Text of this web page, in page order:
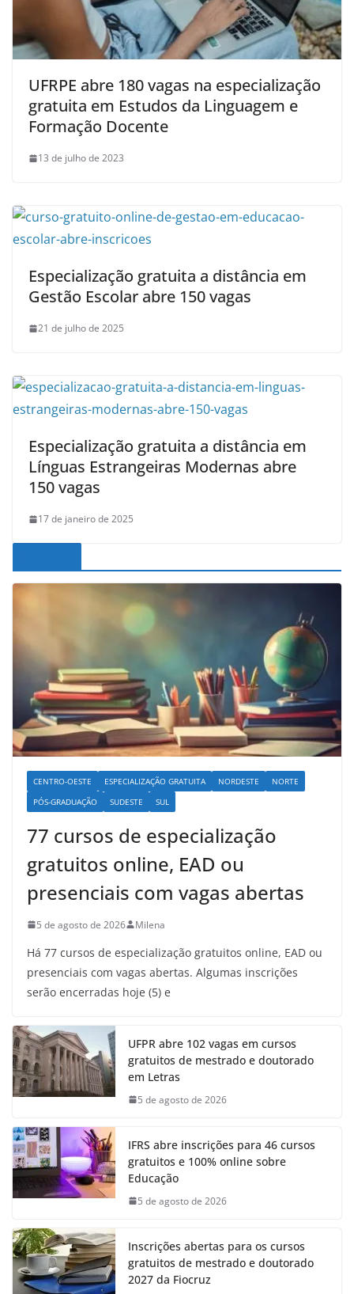
UFRPE abre 180 vagas na especialização
gratuita em Estudos da Linguagem e
Formação Docente
13 de julho de 2023
Especialização gratuita a distância em
Gestão Escolar abre 150 vagas
21 de julho de 2025
Especialização gratuita a distância em
Línguas Estrangeiras Modernas abre
150 vagas
17 de janeiro de 2025
CENTRO-OESTE ESPECIALIZAÇÃO GRATUITA NORDESTE
NORTE
PÓS-GRADUAÇÃO
SUDESTE SUL
77 cursos de especialização
gratuitos online, EAD ou
presenciais com vagas abertas
5 de agosto de 2026 Milena
Há 77 cursos de especialização gratuitos online, EAD ou
presenciais com vagas abertas. Algumas inscrições
serão encerradas hoje (5) e
UFPR abre 102 vagas em cursos
gratuitos de mestrado e doutorado
em Letras
5 de agosto de 2026
IFRS abre inscrições para 46 cursos
gratuitos e 100% online sobre
Educação
5 de agosto de 2026
Inscrições abertas para os cursos
gratuitos de mestrado e doutorado
2027 da Fiocruz